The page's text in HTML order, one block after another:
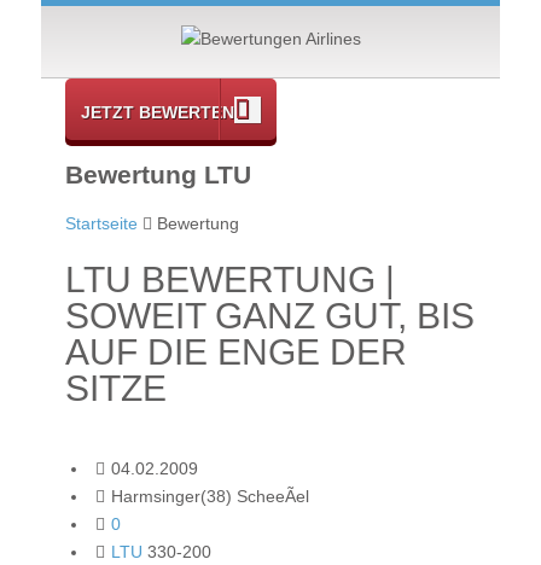
JETZT BEWERTEN
Bewertung LTU
Startseite Bewertung
LTU BEWERTUNG |
SOWEIT GANZ GUT, BIS
AUF DIE ENGE DER
SITZE
04.02.2009
Harmsinger(38) ScheeÃel
0
LTU 330-200